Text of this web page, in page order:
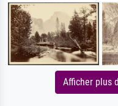
Afficher plus